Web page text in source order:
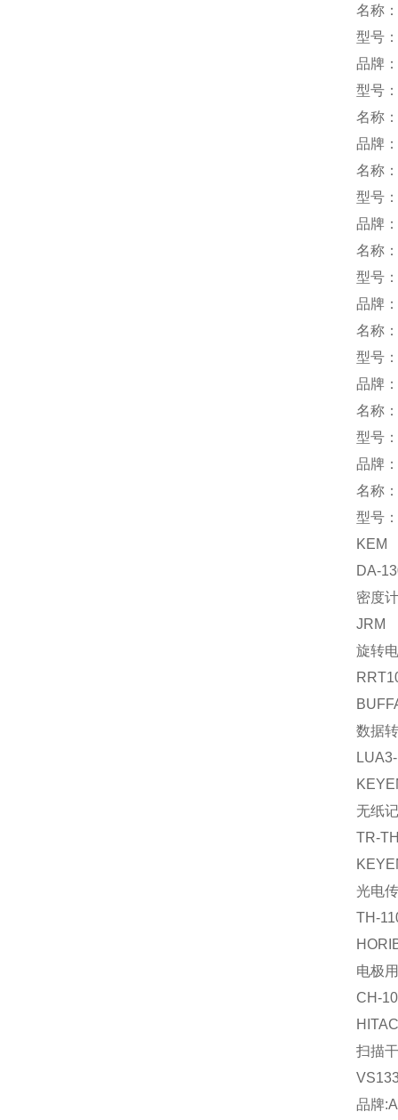
名称
型号
品牌
型号
名称
品牌
名称
型号
品牌
名称
型号
品牌
名称
型号
品牌
名称
型号
品牌
名称
型号
KEM
DA-
密度计
JRM
旋转
数据
无纸
TR-
光电
TH-
电极
CH-
扫描
品牌